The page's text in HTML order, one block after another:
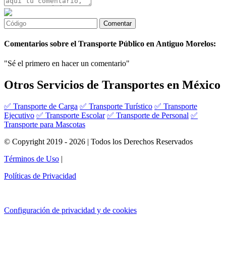
Comentarios sobre el Transporte Público en Antiguo Morelos:
"Sé el primero en hacer un comentario"
Otros Servicios de Transportes en México
✅ Transporte de Carga ✅ Transporte Turístico ✅ Transporte
Ejecutivo ✅ Transporte Escolar ✅ Transporte de Personal ✅
Transporte para Mascotas
© Copyright 2019 - 2026 | Todos los Derechos Reservados
Términos de Uso |
Políticas de Privacidad
Configuración de privacidad y de cookies